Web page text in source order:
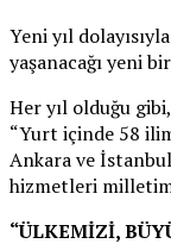
Yeni yıl
yaşanacağı yeni
Her yıl olduğu
“Yurt içinde 58
Ankara ve
hizmetleri
“ÜLKEMİZİ,